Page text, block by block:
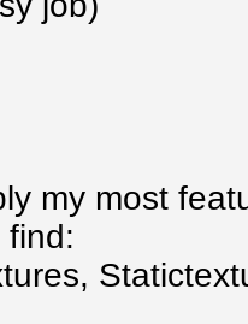
my most
find: